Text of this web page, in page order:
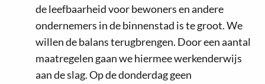
de leefbaarheid voor bewoners en andere
ondernemers in de binnenstad is te groot. We
willen de balans terugbrengen. Door een aantal
maatregelen gaan we hiermee werkenderwijs
aan de slag. Op de donderdag geen